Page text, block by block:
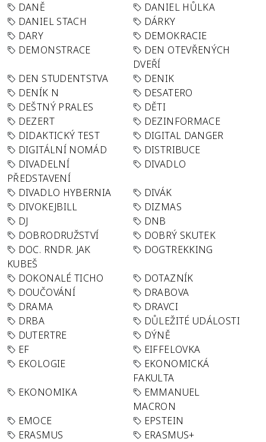
DANĚ
DANIEL HŮLKA
DANIEL STACH
DÁRKY
DARY
DEMOKRACIE
DEMONSTRACE
DEN OTEVŘENÝCH
DVEŘÍ
DEN STUDENTSTVA
DENIK
DENÍK N
DESATERO
DEŠTNÝ PRALES
DĚTI
DEZERT
DEZINFORMACE
DIDAKTICKÝ TEST
DIGITAL DANGER
DIGITÁLNÍ NOMÁD
DISTRIBUCE
DIVADELNÍ
PŘEDSTAVENÍ
DIVADLO
DIVADLO HYBERNIA
DIVÁK
DIVOKEJBILL
DIZMAS
DJ
DNB
DOBRODRUŽSTVÍ
DOBRÝ SKUTEK
DOC. RNDR. JAK
KUBEŠ
DOGTREKKING
DOKONALÉ TICHO
DOTAZNÍK
DOUČOVÁNÍ
DRABOVA
DRAMA
DRAVCI
DRBA
DŮLEŽITÉ UDÁLOSTI
DUTERTRE
DÝNĚ
EF
EIFFELOVKA
EKOLOGIE
EKONOMICKÁ
FAKULTA
EKONOMIKA
EMMANUEL
MACRON
EMOCE
EPSTEIN
ERASMUS
ERASMUS+